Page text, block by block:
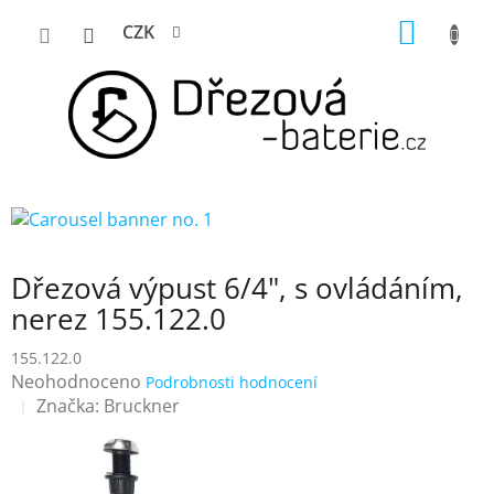
CZK
Dřezová výpust 6/4", s ovládáním,
nerez 155.122.0
155.122.0
Průměrné
hodnocení
Neohodnoceno Podrobnosti hodnocení
Značka: Bruckner